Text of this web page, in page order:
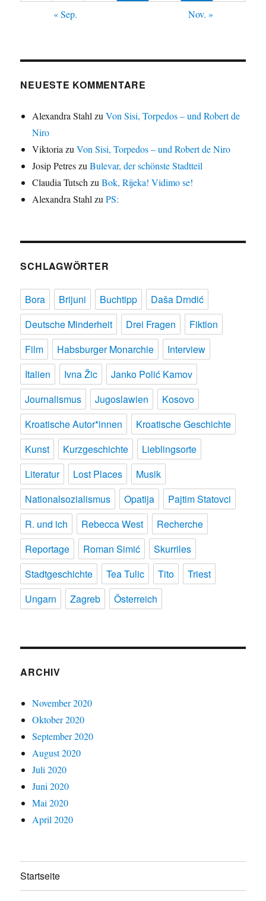
« Sep. Nov. »
NEUESTE KOMMENTARE
Alexandra Stahl zuVon Sisi, Torpedos – und Robert de
Niro
Viktoria zuVon Sisi, Torpedos – und Robert de Niro
Josip PetreszuBulevar, der schönste Stadtteil
Claudia Tutsch zuBok, Rijeka! Vidimo se!
Alexandra Stahl zuPS:
SCHLAGWÖRTER
Bora Brijuni Buchtipp
Daša Drndić
Deutsche Minderheit
Drei Fragen
Fiktion
Film
Habsburger Monarchie
Interview
Italien
Ivna Žic
Janko Polić Kamov
Journalismus
Jugoslawien
Kosovo
Kroatische Autor*innen
Kroatische Geschichte
Kunst
Kurzgeschichte
Lieblingsorte
Literatur
Lost Places
Musik
Nationalsozialismus
Opatija
Pajtim Statovci
R. und ich
Rebecca West
Recherche
Reportage
Roman Simić
Skurriles
Stadtgeschichte
Tea Tulic Tito
Triest
Ungarn
Zagreb Österreich
ARCHIV
November 2020
Oktober 2020
September 2020
August 2020
Juli 2020
Juni 2020
Mai 2020
April 2020
Startseite